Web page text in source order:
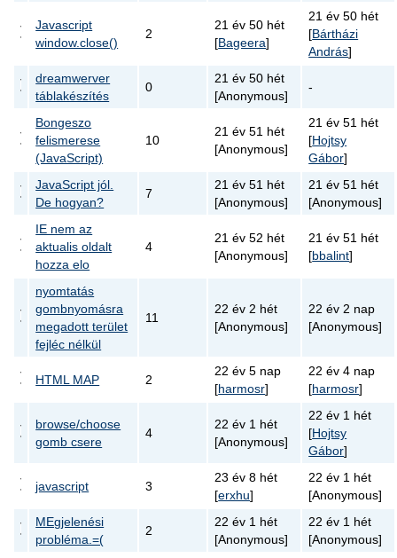
Javascript
window.close()
2
21 év 50 hét
[Bageera]
21 év 50 hét
[Bártházi
András]
dreamwerver
táblakészítés
0
21 év 50 hét
[Anonymous]
-
Bongeszo
felismerese
(JavaScript)
10
21 év 51 hét
[Anonymous]
21 év 51 hét
[Hojtsy
Gábor]
JavaScript jól.
De hogyan?
7
21 év 51 hét
[Anonymous]
21 év 51 hét
[Anonymous]
IE nem az
aktualis oldalt
hozza elo
4
21 év 52 hét
[Anonymous]
21 év 51 hét
[bbalint]
nyomtatás
gombnyomásra
megadott terület
fejléc nélkül
11
22 év 2 hét
[Anonymous]
22 év 2 nap
[Anonymous]
HTML MAP 2
22 év 5 nap
[harmosr]
22 év 4 nap
[harmosr]
browse/choose
gomb csere
4
22 év 1 hét
[Anonymous]
22 év 1 hét
[Hojtsy
Gábor]
javascript 3
23 év 8 hét
[erxhu]
22 év 1 hét
[Anonymous]
MEgjelenési
probléma.=(
2
22 év 1 hét
[Anonymous]
22 év 1 hét
[Anonymous]